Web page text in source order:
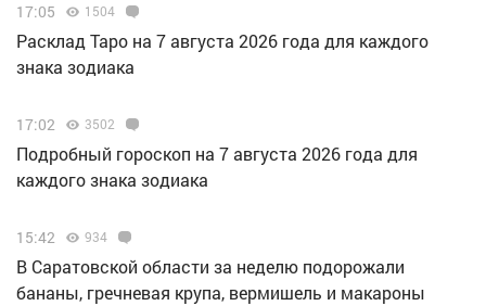
17:05 1504
Расклад Таро на 7 августа 2026 года для каждого
знака зодиака
17:02 3502
Подробный гороскоп на 7 августа 2026 года для
каждого знака зодиака
15:42 934
В Саратовской области за неделю подорожали
бананы, гречневая крупа, вермишель и макароны